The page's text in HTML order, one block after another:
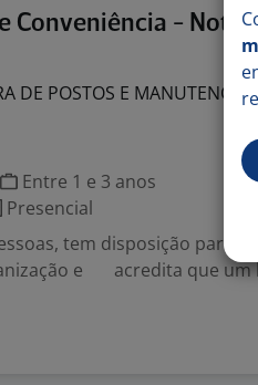
Conveniência -
DE POSTOS E MANUTENCAO
Entre 1 e 3 anos
Presencial
tem disposição para
e acredita que um